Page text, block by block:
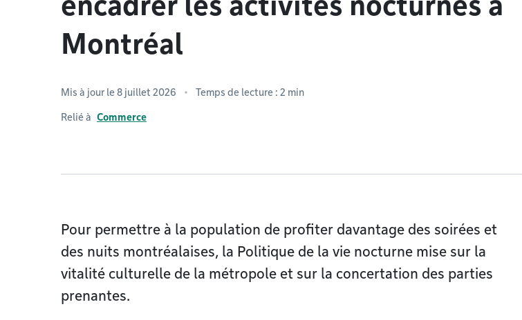
Montréal
Mis à jour le 8 juillet 2026 Temps de lecture : 2 min
Relié à Commerce
Pour permettre à la population de profiter davantage des soirées et
des nuits montréalaises, la Politique de la vie nocturne mise sur la
vitalité culturelle de la métropole et sur la concertation des parties
prenantes.